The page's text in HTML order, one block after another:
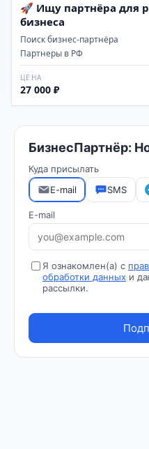
🚀 Ищу партнёра для
бизнеса
Поиск бизнес-партнёра
Партнеры в РФ
ЦЕНА
27 000 ₽